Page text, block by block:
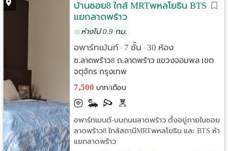
บ้านซอย8 ใกล้ MRTพหลโยธิน BTSห้า
แยกลาดพร้าว
ห่างไป 0.9 กม.
อพาร์ทเม้นท์ • 7 ชั้น • 30 ห้อง
ซ.ลาดพร้าว8 ถ.ลาดพร้าว แขวงจอมพล เขต
จตุจักร กรุงเทพ
7,500 บาท/เดือน
อพาร์ทเมนต์-บนถนนลาดพร้าว ตั้งอยู่ภายในซอย
ลาดพร้าว8 ใกล้สถานีMRTพหลโยธิน และ BTS ห้า
แยกลาดพร้าว